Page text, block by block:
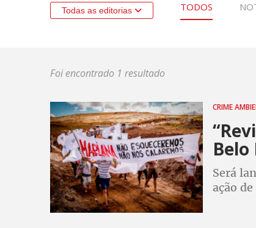
Todas as editorias TODOS
Foi encontrado 1 resultado
CRIME
Será
ação